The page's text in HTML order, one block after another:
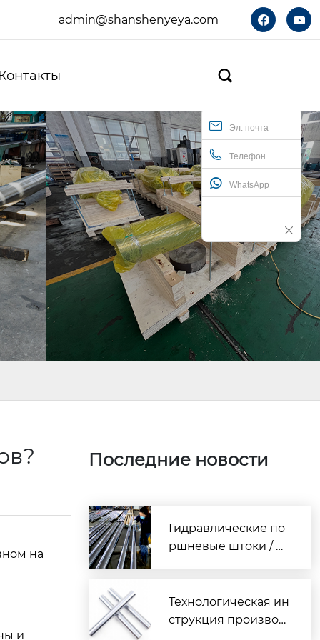
admin@shanshenyeya.com  
Контакты 
Эл. почта
Телефон
WhatsApp
на
и
Последние новости
Гидравлические по
ршневые штоки / П
ванных штоков: мат
ериалы, термообра
Технологическая ин
струкция производ